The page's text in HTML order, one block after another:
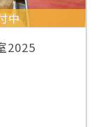
中
2025